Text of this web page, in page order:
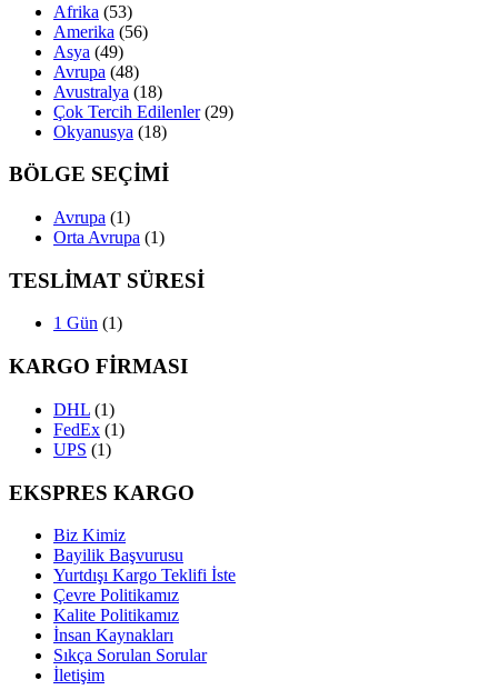
Afrika (53)
Amerika (56)
Asya (49)
Avrupa (48)
Avustralya (18)
Çok Tercih Edilenler (29)
Okyanusya (18)
BÖLGE SEÇİMİ
Avrupa (1)
Orta Avrupa (1)
TESLİMAT SÜRESİ
1 Gün (1)
KARGO FİRMASI
DHL (1)
FedEx (1)
UPS (1)
EKSPRES KARGO
Biz Kimiz
Bayilik Başvurusu
Yurtdışı Kargo Teklifi İste
Çevre Politikamız
Kalite Politikamız
İnsan Kaynakları
Sıkça Sorulan Sorular
İletişim